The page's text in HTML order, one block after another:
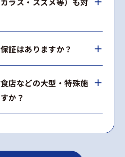
ドリなどの鳥類からコウ
ております。
料で調査いたします。
証はありますか？
発した場合は、無料で再
店などの大型・特殊施
か？
業など、建物の構造に合
ご提案します。